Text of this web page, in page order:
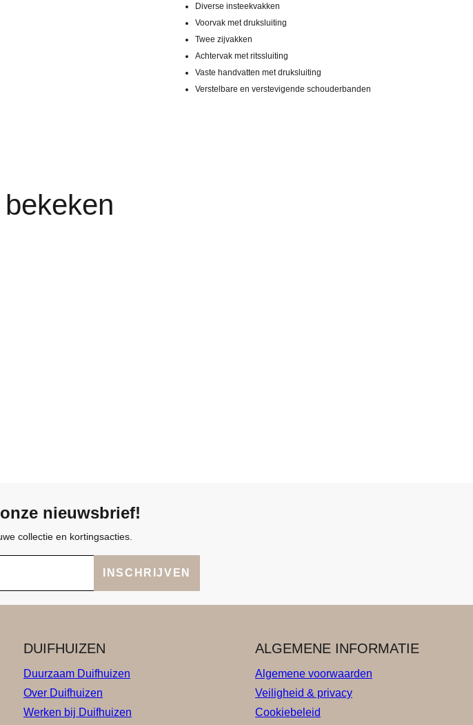
Diverse insteekvakken
Voorvak met druksluiting
Twee zijvakken
Achtervak met ritssluiting
Vaste handvatten met druksluiting
Verstelbare en verstevigende schouderbanden
nieuwsbrief!
collectie en kortingsacties.
INSCHRIJVEN
DUIFHUIZEN
Duurzaam Duifhuizen
Over Duifhuizen
Werken bij Duifhuizen
ALGEMENE INFORMATIE
Algemene voorwaarden
Veiligheid & privacy
Cookiebeleid